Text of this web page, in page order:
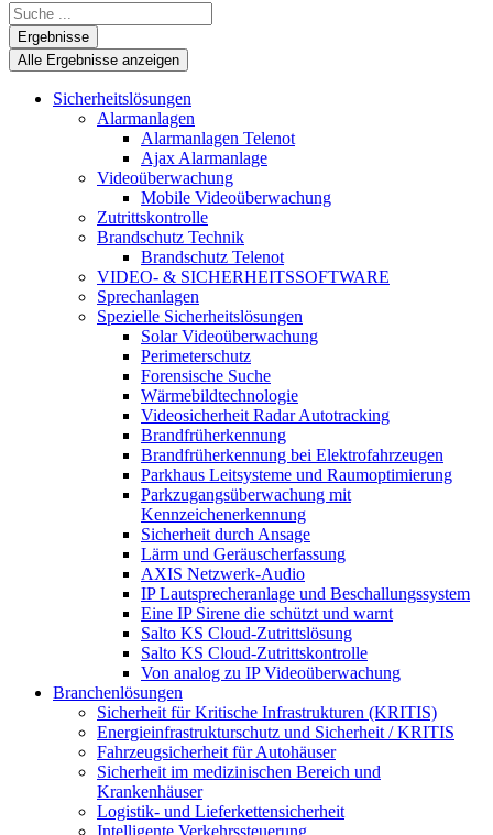
Search
...Ergebnisse
Alle Ergebnisse anzeigen
Sicherheitslösungen
Alarmanlagen
Alarmanlagen Telenot
Ajax Alarmanlage
Videoüberwachung
Mobile Videoüberwachung
Zutrittskontrolle
Brandschutz Technik
Brandschutz Telenot
VIDEO- & SICHERHEITSSOFTWARE
Sprechanlagen
Spezielle Sicherheitslösungen
Solar Videoüberwachung
Perimeterschutz
Forensische Suche
Wärmebildtechnologie
Videosicherheit Radar Autotracking​
Brandfrüherkennung
Brandfrüherkennung bei Elektrofahrzeugen
Parkhaus Leitsysteme und Raumoptimierung
Parkzugangsüberwachung mit
Kennzeichenerkennung
Sicherheit durch Ansage
Lärm und Geräuscherfassung
AXIS Netzwerk-Audio
IP Lautsprecheranlage und Beschallungssystem
Eine IP Sirene die schützt und warnt
Salto KS Cloud-Zutrittslösung
Salto KS Cloud-Zutrittskontrolle
Von analog zu IP Videoüberwachung
Branchenlösungen
Sicherheit für Kritische Infrastrukturen (KRITIS)
Energieinfrastrukturschutz und Sicherheit / KRITIS
Fahrzeugsicherheit für Autohäuser
Sicherheit im medizinischen Bereich und
Krankenhäuser
Logistik- und Lieferkettensicherheit
Intelligente Verkehrssteuerung